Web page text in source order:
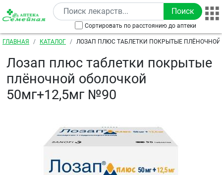
Перейти к основному содержанию
Сортировать по расстоянию до аптеки
Строка навигации
ГЛАВНАЯ КАТАЛОГ
ЛОЗАП ПЛЮС ТАБЛЕТКИ ПОКРЫТЫЕ
Лозап плюс таблетки покрытые
плёночной оболочкой
50мг+12,5мг №90